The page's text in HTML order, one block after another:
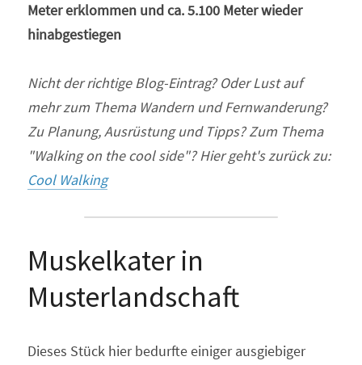
Meter erklommen und ca. 5.100 Meter wieder
hinabgestiegen
Nicht der richtige Blog-Eintrag? Oder Lust auf
mehr zum Thema Wandern und Fernwanderung?
Zu Planung, Ausrüstung und Tipps? Zum Thema
"Walking on the cool side"? Hier geht's zurück zu:
Cool Walking
Muskelkater in
Musterlandschaft
Dieses Stück hier bedurfte einiger ausgiebiger